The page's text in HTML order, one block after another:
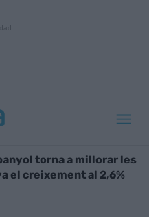
torna a millorar les
el creixement al 2,6%